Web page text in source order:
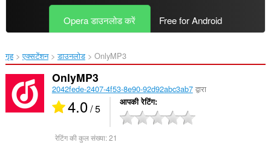
Opera डाउनलोड करें Free for Android
गृह एक्सटेंशन डाउनलोड OnlyMP3‎
OnlyMP3
2042fede-2407-4f53-8e90-92d92abc3ab7द्वारा
4.0/ 5 आपकी रेटिंग
रेटिंग की कुल संख्या:21